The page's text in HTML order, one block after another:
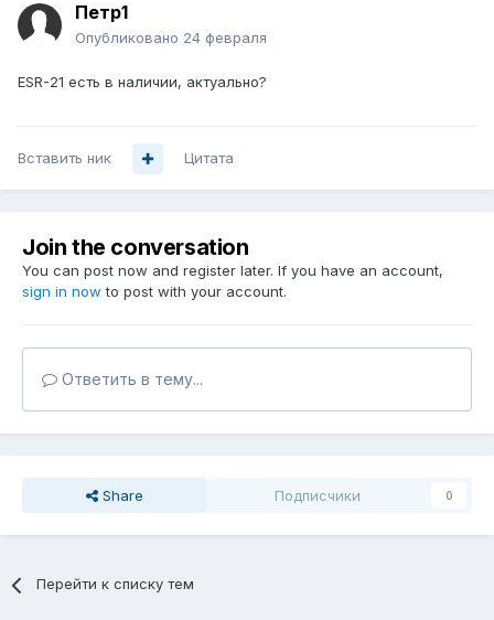
Петр1
Опубликовано 24 февраля
ESR-21 есть в наличии, актуально?
Вставить ник Цитата
Join the conversation
You can post now and register later. If you have an account,
sign in now to post with your account.
Ответить в тему...
Share Подписчики 0
Перейти к списку тем